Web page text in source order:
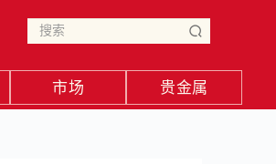
市场 贵金属